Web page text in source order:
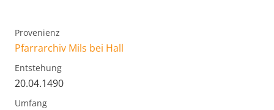
Provenienz
Pfarrarchiv Mils bei Hall
Entstehung
20.04.1490
Umfang